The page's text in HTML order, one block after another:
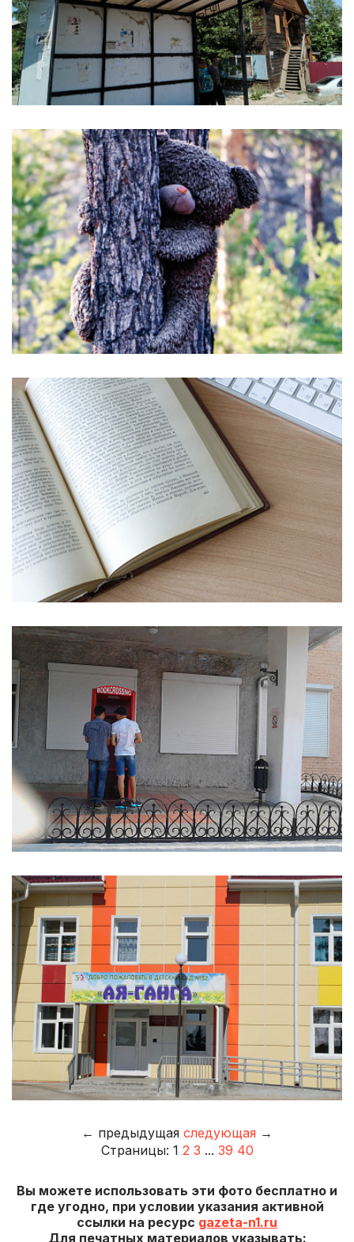
← предыдущая следующая →
Страницы: 1 2 3 ... 39 40
Вы можете использовать эти фото бесплатно и
где угодно, при условии указания активной
ссылки на ресурс gazeta-n1.ru
Для печатных материалов указывать: